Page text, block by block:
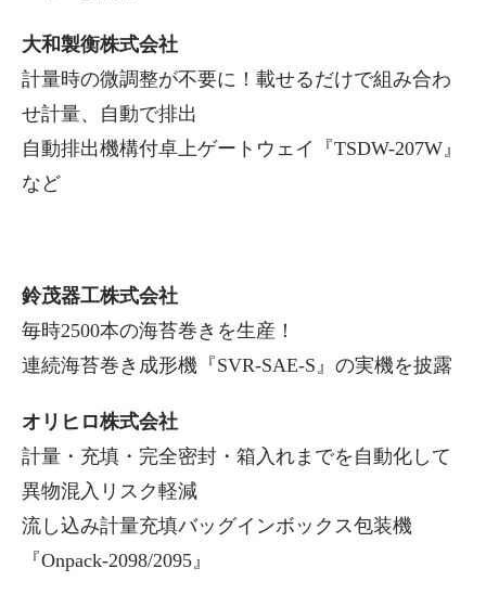
大和製衡株式会社
計量時の微調整が不要に！載せるだけで組み合わ
せ計量、自動で排出
自動排出機構付卓上ゲートウェイ『TSDW-207W』
など
鈴茂器工株式会社
毎時2500本の海苔巻きを生産！
連続海苔巻き成形機『SVR-SAE-S』の実機を披露
オリヒロ株式会社
計量・充填・完全密封・箱入れまでを自動化して
異物混入リスク軽減
流し込み計量充填バッグインボックス包装機
『Onpack-2098/2095』